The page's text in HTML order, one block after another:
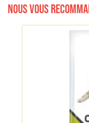
Nous vous